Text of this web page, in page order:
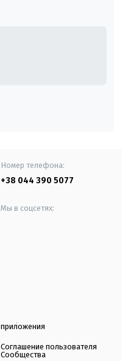
Номер телефона:
+38 044 390 5077
Мы в соцсетях:
приложения
Соглашение пользователя
Сообщества